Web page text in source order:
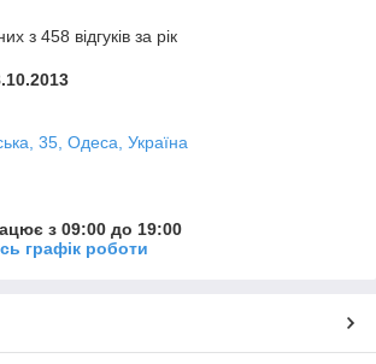
з 458 відгуків за рік
35, Одеса, Україна
з 09:00 до 19:00
графік роботи